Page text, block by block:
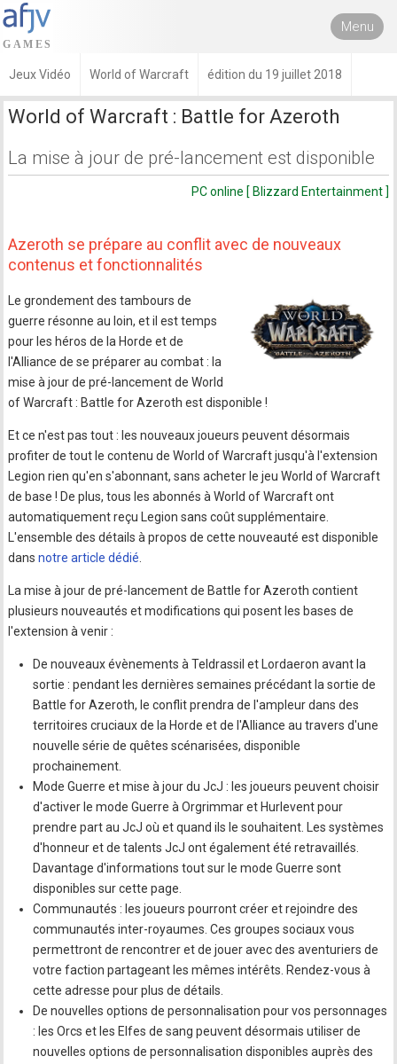
Menu
Jeux Vidéo World of Warcraft édition du 19 juillet 2018
World of Warcraft : Battle for Azeroth
La mise à jour de pré-lancement est disponible
PC online [ Blizzard Entertainment ]
Azeroth se prépare au conflit avec de nouveaux
contenus et fonctionnalités
Le grondement des tambours de
guerre résonne au loin, et il est temps
pour les héros de la Horde et de
l'Alliance de se préparer au combat : la
mise à jour de pré-lancement de World
of Warcraft : Battle for Azeroth est disponible !
Et ce n'est pas tout : les nouveaux joueurs peuvent désormais
profiter de tout le contenu de World of Warcraft jusqu'à l'extension
Legion rien qu'en s'abonnant, sans acheter le jeu World of Warcraft
de base ! De plus, tous les abonnés à World of Warcraft ont
automatiquement reçu Legion sans coût supplémentaire.
L'ensemble des détails à propos de cette nouveauté est disponible
dansnotre article dédié
La mise à jour de pré-lancement de Battle for Azeroth contient
plusieurs nouveautés et modifications qui posent les bases de
l'extension à venir :
De nouveaux évènements à Teldrassil et Lordaeron avant la
sortie : pendant les dernières semaines précédant la sortie de
Battle for Azeroth, le conflit prendra de l'ampleur dans des
territoires cruciaux de la Horde et de l'Alliance au travers d'une
nouvelle série de quêtes scénarisées, disponible
prochainement.
Mode Guerre et mise à jour du JcJ : les joueurs peuvent choisir
d'activer le mode Guerre à Orgrimmar et Hurlevent pour
prendre part au JcJ où et quand ils le souhaitent. Les systèmes
d'honneur et de talents JcJ ont également été retravaillés.
Davantage d'informations tout sur le mode Guerre sont
disponibles sur cette page.
Communautés : les joueurs pourront créer et rejoindre des
communautés inter-royaumes. Ces groupes sociaux vous
permettront de rencontrer et de jouer avec des aventuriers de
votre faction partageant les mêmes intérêts. Rendez-vous à
cette adresse pour plus de détails.
De nouvelles options de personnalisation pour vos personnages
: les Orcs et les Elfes de sang peuvent désormais utiliser de
nouvelles options de personnalisation disponibles auprès des